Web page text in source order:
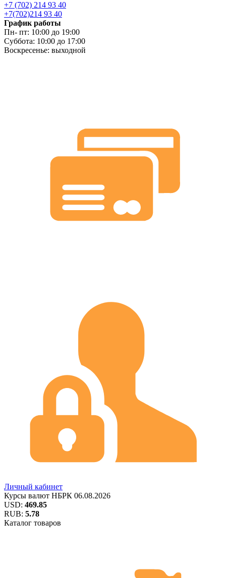
+7 (702) 214 93 40
+7(702)214 93 40
График работы
Пн- пт: 10:00 до 19:00
Суббота: 10:00 до 17:00
Воскресенье: выходной
Личный кабинет
Курсы валют НБРК 06.08.2026
USD: 469.85
RUB: 5.78
Каталог товаров